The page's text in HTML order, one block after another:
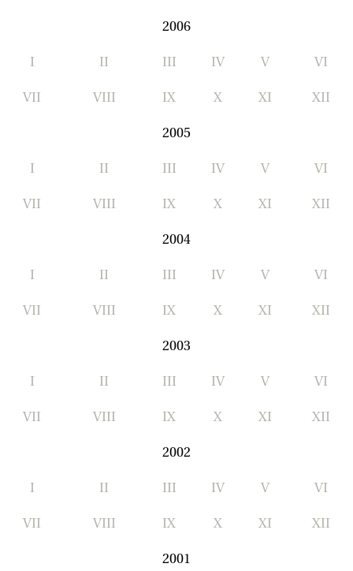
2006
I II III IV V VI
VII VIII IX X XI XII
2005
I II III IV V VI
VII VIII IX X XI XII
2004
I II III IV V VI
VII VIII IX X XI XII
2003
I II III IV V VI
VII VIII IX X XI XII
2002
I II III IV V VI
VII VIII IX X XI XII
2001